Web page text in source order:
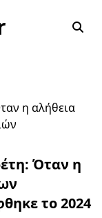
Όταν η
το 2024